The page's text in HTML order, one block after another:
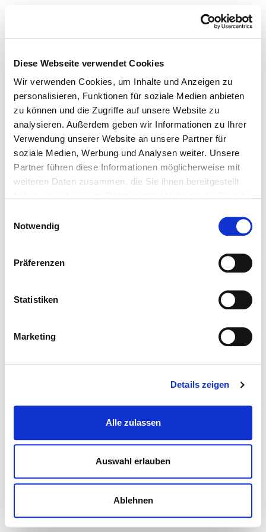
Diese Webseite verwendet Cookies
Wir verwenden Cookies, um Inhalte und Anzeigen zu
personalisieren, Funktionen für soziale Medien anbieten
zu können und die Zugriffe auf unsere Website zu
analysieren. Außerdem geben wir Informationen zu Ihrer
Verwendung unserer Website an unsere Partner für
soziale Medien, Werbung und Analysen weiter. Unsere
Partner führen diese Informationen möglicherweise mit
weiteren Daten zusammen, die Sie ihnen bereitgestellt
Notwendig
Präferenzen
Statistiken
Marketing
Details zeigen
Alle zulassen
Auswahl erlauben
Ablehnen